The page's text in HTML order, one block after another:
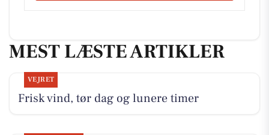
MEST LÆSTE ARTIKLER
VEJRET
Frisk vind, tør dag og lunere timer